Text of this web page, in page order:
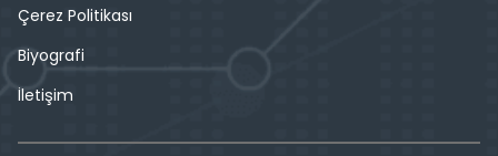
Çerez Politikası
Biyografi
İletişim